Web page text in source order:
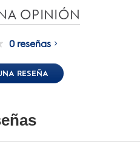
OPINIÓN
0 reseñas
RESEÑA